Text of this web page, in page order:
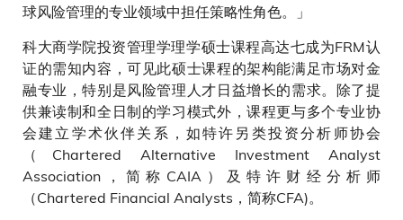
球风险管理的专业领域中担任策略性角色。」
科大商学院投资管理学理学硕士课程高达七成为FRM认
证的需知内容，可见此硕士课程的架构能满足市场对金
融专业，特别是风险管理人才日益增长的需求。除了提
供兼读制和全日制的学习模式外，课程更与多个专业协
会建立学术伙伴关系，如特许另类投资分析师协会
（Chartered Alternative Investment Analyst
Association，简称CAIA）及特许财经分析师
（Chartered Financial Analysts，简称CFA)。